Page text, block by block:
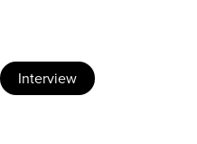
Interview